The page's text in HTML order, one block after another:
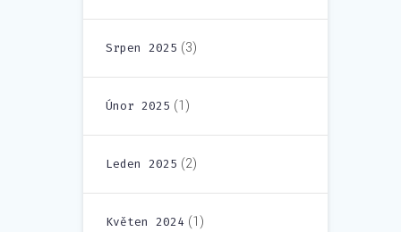
Srpen 2025 (3)
Únor 2025 (1)
Leden 2025 (2)
Květen 2024 (1)